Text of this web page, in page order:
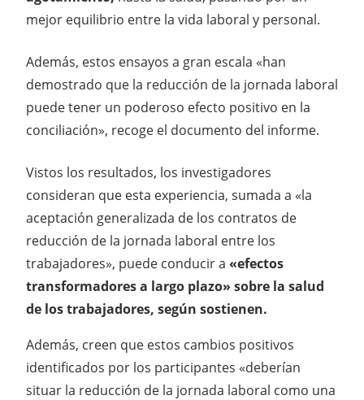
mejor equilibrio entre la vida laboral y personal.
Además, estos ensayos a gran escala «han
demostrado que la reducción de la jornada laboral
puede tener un poderoso efecto positivo en la
conciliación», recoge el documento del informe.
Vistos los resultados, los investigadores
consideran que esta experiencia, sumada a «la
aceptación generalizada de los contratos de
reducción de la jornada laboral entre los
trabajadores», puede conducir a «efectos
transformadores a largo plazo» sobre la salud
de los trabajadores, según sostienen.
Además, creen que estos cambios positivos
identificados por los participantes «deberían
situar la reducción de la jornada laboral como una